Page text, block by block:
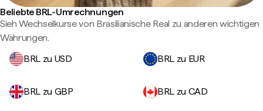
Beliebte BRL-Umrechnungen
Sieh Wechselkurse von Brasilianische Real zu anderen wichtigen
Währungen.
BRL zu USD
BRL zu EUR
BRL zu GBP BRL zu CAD